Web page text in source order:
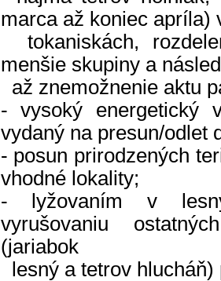
marca až koniec apríla)
tokaniskách,
menšie skupiny a
až znemožnenie aktu
- vysoký energetický
vydaný na presun/odlet
- posun prirodzených
vhodné lokality;
- lyžovaním v
vyrušovaniu
(jariabok
lesný a tetrov